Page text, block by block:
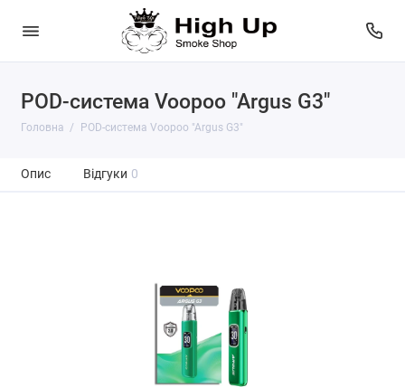
POD-система Voopoo "Argus G3"
Головна POD-система Voopoo "Argus G3"
Опис Відгуки 0